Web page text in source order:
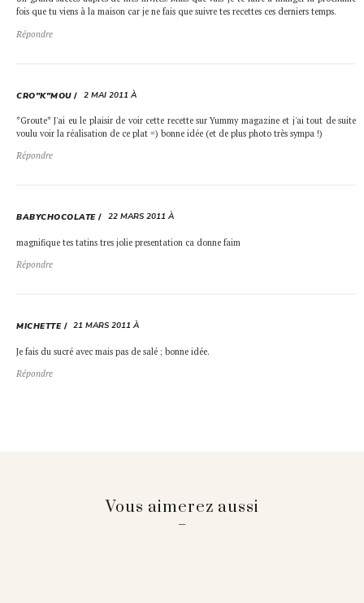
fois que tu viens à la maison car je ne fais que suivre tes recettes ces derniers temps.
Répondre
CRO"K"MOU 2 MAI 2011 À
*Groute* J'ai eu le plaisir de voir cette recette sur Yummy magazine et j'ai tout de suite
voulu voir la réalisation de ce plat =) bonne idée (et de plus photo très sympa !)
Répondre
BABYCHOCOLATE 22 MARS 2011 À
magnifique tes tatins tres jolie presentation ca donne faim
Répondre
MICHETTE 21 MARS 2011 À
Je fais du sucré avec mais pas de salé ; bonne idée.
Répondre
Vous aimerez aussi